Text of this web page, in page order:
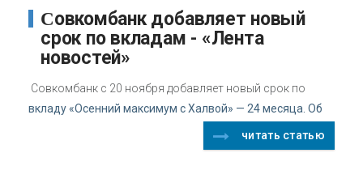
Совкомбанк добавляет новый
срок по вкладам - «Лента
новостей»
Совкомбанк с 20 ноября добавляет новый срок по
вкладу «Осенний максимум с Халвой» — 24 месяца. Об
читать статью